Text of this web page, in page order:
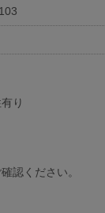
り
認ください。